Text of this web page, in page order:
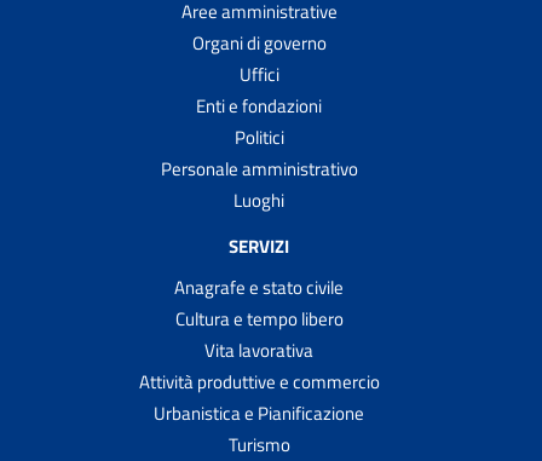
Aree amministrative
Organi di governo
Uffici
Enti e fondazioni
Politici
Personale amministrativo
Luoghi
SERVIZI
Anagrafe e stato civile
Cultura e tempo libero
Vita lavorativa
Attività produttive e commercio
Urbanistica e Pianificazione
Turismo